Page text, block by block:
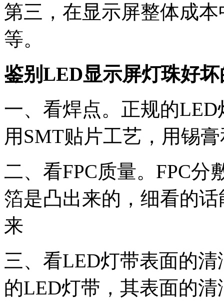
第三，在显示屏整体成
等。
鉴别LED显示屏灯珠好
一、看焊点。正规的
用SMT贴片工艺，用锡
二、看FPC质量。FPC
箔是凸出来的，细看的
来
三、看LED灯带表面的
的LED灯带，其表面的